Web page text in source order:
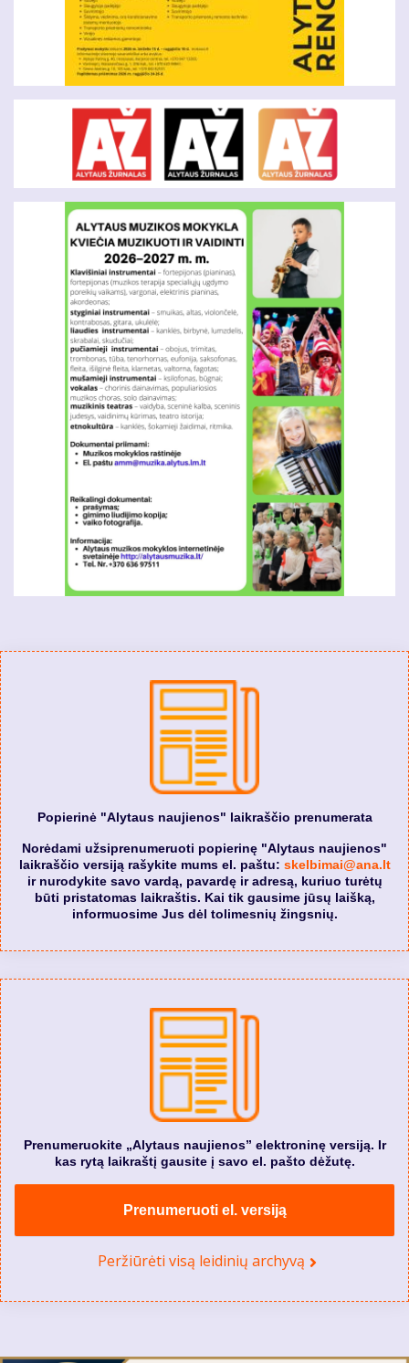
Popierinė "Alytaus naujienos" laikraščio prenumerata
Norėdami užsiprenumeruoti popierinę "Alytaus naujienos"
laikraščio versiją rašykite mums el. paštu: skelbimai@ana.lt
ir nurodykite savo vardą, pavardę ir adresą, kuriuo turėtų
būti pristatomas laikraštis. Kai tik gausime jūsų laišką,
informuosime Jus dėl tolimesnių žingsnių.
Prenumeruokite „Alytaus naujienos” elektroninę versiją. Ir
kas rytą laikraštį gausite į savo el. pašto dėžutę.
Prenumeruoti el. versiją
Peržiūrėti visą leidinių archyvą